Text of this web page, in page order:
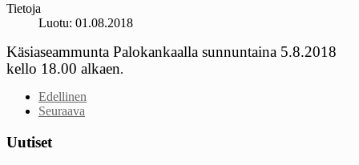
Tietoja
Luotu: 01.08.2018
Käsiaseammunta Palokankaalla sunnuntaina 5.8.2018
kello 18.00 alkaen.
Edellinen
Seuraava
Uutiset